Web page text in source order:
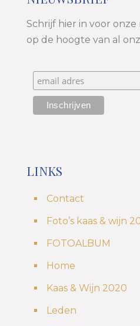
Schrijf hier in voor
op de hoogte van al
LINKS
Contact
Foto’s kaas & wijn
FOTOALBUM
Home
Kaas & Wijn 2020
Leden